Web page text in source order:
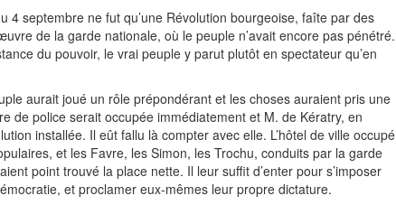
4 septembre ne fut qu’une Révolution bourgeoise, faîte par des
de la garde nationale, où le peuple n’avait encore pas pénétré.
du pouvoir, le vrai peuple y parut plutôt en spectateur qu’en
aurait joué un rôle prépondérant et les choses auraient pris une
de police serait occupée immédiatement et M. de Kératry, en
installée. Il eût fallu là compter avec elle. L’hôtel de ville occupé
et les Favre, les Simon, les Trochu, conduits par la garde
point trouvé la place nette. Il leur suffit d’enter pour s’imposer
et proclamer eux-mêmes leur propre dictature.